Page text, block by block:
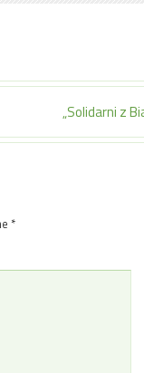
„Solidarni z
*